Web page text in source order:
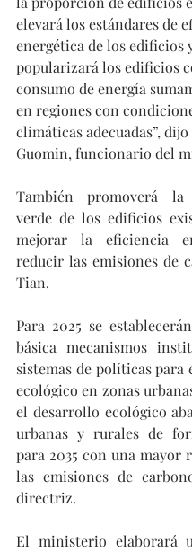
elevará los estándares de
energética de los edificios
popularizará los edificios
consumo de energía
en regiones con
climáticas adecuadas”,
Guomin, funcionario del
También promoverá la
verde de los edificios
mejorar la eficiencia
reducir las emisiones de
Tian.
Para 2025 se
básica mecanismos
sistemas de políticas para
ecológico en zonas
el desarrollo ecológico
urbanas y rurales de
para 2035 con una mayor
las emisiones de
directriz.
El ministerio elaborará